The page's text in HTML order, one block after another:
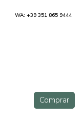
Comprar
WA: +39 351 865 9444